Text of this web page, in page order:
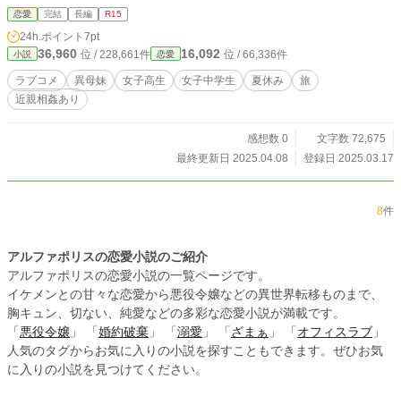
トあるだろうって。 釈然としないものはあったが、夏休みを利用し、とりあえ
ず会ってみることにした。 だが、そこには想像だにしないことが。 親父はとん
でもないクソ野郎だった。 いや、俺も同罪。 蛙の子は蛙なのか。 苦悩と歓喜と
落胆と快楽織り交ぜたひと夏の出来事。 ※方言が出てきますが作者は地域毎の
方言を知りません。ネットで調べた程度です。 誤りなど多数あると思います
が、ネイティブスピーカー以外の方は指摘等ご遠慮願います。 ※描写は緩いで
すが近親者同士の関係を描いていますので、嫌悪感を示す方は絶対に読まないで
恋愛 完結 長編 R15
24h.ポイント 7pt
小説 36,960 位 / 228,661件 恋愛 16,092 位 / 66,336件
ラブコメ 異母妹 女子高生 女子中学生 夏休み
旅
近親相姦あり
感想数 0
文字数 72,675
最終更新日 2025.04.08
登録日 2025.03.17
8件
アルファポリスの恋愛小説のご紹介
アルファポリスの恋愛小説の一覧ページです。
イケメンとの甘々な恋愛から悪役令嬢などの異世界転移ものまで、
胸キュン、切ない、純愛などの多彩な恋愛小説が満載です。
「 悪役令嬢 」 「 婚約破棄 」 「 溺愛 」 「 ざまぁ 」 「 オフィスラブ 」
人気のタグからお気に入りの小説を探すこともできます。ぜひお気
に入りの小説を見つけてください。